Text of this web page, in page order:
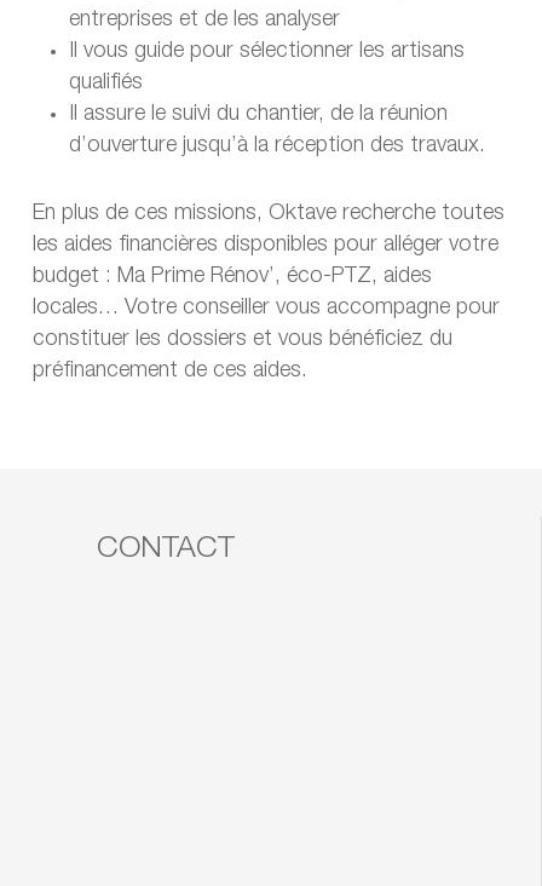
entreprises et de les analyser
Il vous guide pour sélectionner les artisans
qualifiés
Il assure le suivi du chantier, de la réunion
d’ouverture jusqu’à la réception des travaux.
En plus de ces missions, Oktave recherche toutes
les aides financières disponibles pour alléger votre
budget : Ma Prime Rénov’, éco-PTZ, aides
locales… Votre conseiller vous accompagne pour
constituer les dossiers et vous bénéficiez du
préfinancement de ces aides.
CONTACT